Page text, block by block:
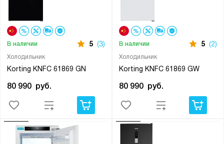
Холодильник
Korting KNFC 61869 GN
В наличии 5 (3)
80 990 руб.
Холодильник
Korting KNFC 61869 GW
В наличии 5 (2)
80 990 руб.